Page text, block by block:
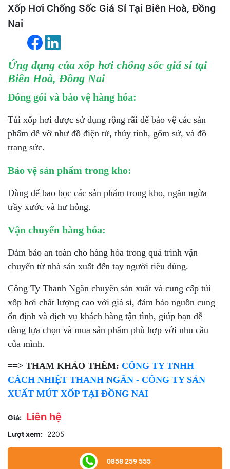
Xốp Hơi Chống Sốc Giá Sỉ Tại Biên Hoà, Đồng
Nai
Ứng dụng của xốp hơi chống sốc giá sỉ tại
Biên Hoà, Đồng Nai
Đóng gói và bảo vệ hàng hóa:
Túi xốp hơi được sử dụng rộng rãi để bảo vệ các sản
phẩm dễ vỡ như đồ điện tử, thủy tinh, gốm sứ, và đồ
trang sức.
Bảo vệ sản phẩm trong kho:
Dùng để bao bọc các sản phẩm trong kho, ngăn ngừa
trầy xước và hư hỏng.
Vận chuyển hàng hóa:
Đảm bảo an toàn cho hàng hóa trong quá trình vận
chuyển từ nhà sản xuất đến tay người tiêu dùng.
Công Ty Thanh Ngân chuyên sản xuất và cung cấp túi
xốp hơi chất lượng cao với giá sỉ, đảm bảo nguồn cung
ổn định và dịch vụ khách hàng tận tình, giúp bạn dễ
dàng lựa chọn và mua sản phẩm phù hợp với nhu cầu
của mình.
==> THAM KHẢO THÊM: CÔNG TY TNHH
CÁCH NHIỆT THANH NGÂN - CÔNG TY SẢN
XUẤT MÚT XỐP TẠI ĐỒNG NAI
Giá: Liên hệ
Lượt xem: 2205
0858 259 555